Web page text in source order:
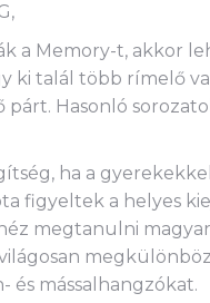
a Memory-t, akkor
ki talál több rímelő
Hasonló
ha a
figyeltek a helyes
megtanulni
és mássalhangzókat.